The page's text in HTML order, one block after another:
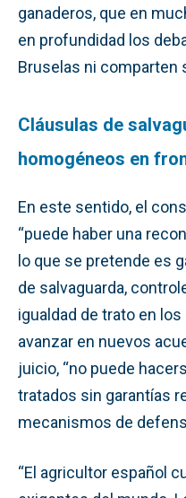
ganaderos, que en
en profundidad los
Bruselas ni comparten
Cláusulas de
homogéneos en
En este sentido, el
“puede haber una
lo que se pretende es
de salvaguarda,
igualdad de trato en
avanzar en nuevos
juicio, “no puede
tratados sin garantías
mecanismos de
“El agricultor español